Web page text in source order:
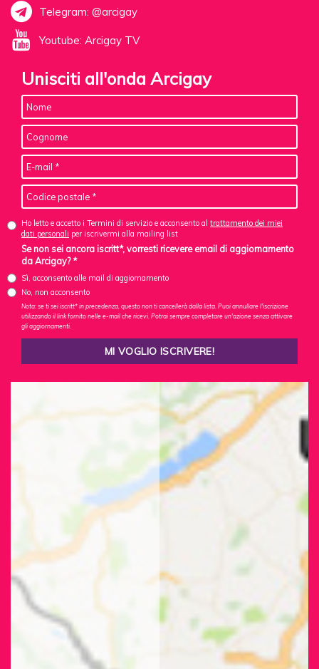
Telegram: @arcigay
Youtube: Arcigay TV
Unisciti all'onda Arcigay
Ho letto e accetto i Termini di servizio e acconsento al trattamento dei miei
dati personali per iscrivermi alla mailing list
Se non sei ancora iscritt*, vorresti ricevere email di aggiornamento
da Arcigay? *
Sì, acconsento alle mail di aggiornamento
No, non acconsento
Nota: se ti sei iscritt* in precedenza, questo non ti cancellerà dalla lista. Puoi annullare l'iscrizione
utilizzando il link fornito nelle e-mail che ricevi. Potrai sempre completare un'azione senza attivare
gli aggiornamenti.